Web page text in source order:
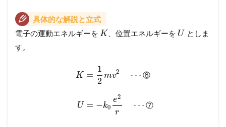
具体的な解説と立式
電子の運動エネルギーを K 、位置エネルギーを U としま
す。
K
U
=
1
2
mv2 ⋯ ⑥
= −k0
e2
r
⋯ ⑦